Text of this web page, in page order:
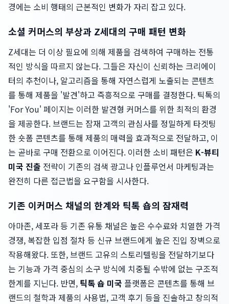
경에는 소비 행태의 근본적인 변화가 자리 잡고 있다.
소셜 커머스의 부상과 Z세대의 구매 패턴 변화
Z세대는 더 이상 필요에 의해 제품을 검색하여 구매하는 전통
적인 방식을 따르지 않는다. 그들은 자신이 신뢰하는 크리에이
터의 추천이나, 알고리즘을 통해 자연스럽게 노출되는 콘텐츠
를 통해 제품을 '발견'하고 즉흥적으로 구매를 결정한다. 틱톡의
'For You' 페이지는 이러한 발견형 커머스를 위한 최적의 환경
을 제공한다. 브랜드는 잠재 고객의 관심사를 정밀하게 타겟팅
한 숏폼 콘텐츠를 통해 제품의 매력을 효과적으로 전달하고, 이
는 곧바로 구매 전환으로 이어진다. 이러한 소비 패턴은 K-뷰티
미국 진출 전략이 기존의 검색 광고나 인플루언서 마케팅과는
완전히 다른 접근법을 요구함을 시사한다.
기존 이커머스 채널의 한계와 틱톡 숍의 잠재력
아마존, 세포라 등 기존 유통 채널은 높은 수수료와 치열한 가격
경쟁, 복잡한 입점 절차 등 신규 브랜드에게 높은 진입 장벽으로
작용해왔다. 또한, 브랜드 고유의 스토리텔링을 전달하기보다
는 기능과 가격 중심의 소구 방식에 치중될 수밖에 없는 구조적
한계를 지닌다. 반면, 틱톡 숍 미국 플랫폼은 콘텐츠를 통해 브
랜드의 철학과 제품의 사용법, 고객 후기 등을 진솔하고 창의적